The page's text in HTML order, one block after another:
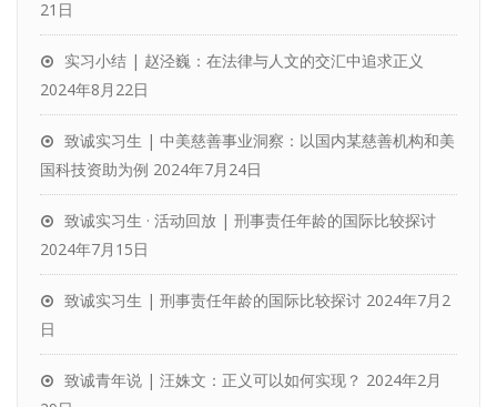
21日
实习小结 | 赵泾巍：在法律与人文的交汇中追求正义
2024年8月22日
致诚实习生 | 中美慈善事业洞察：以国内某慈善机构和美
国科技资助为例 2024年7月24日
致诚实习生 · 活动回放 | 刑事责任年龄的国际比较探讨
2024年7月15日
致诚实习生 | 刑事责任年龄的国际比较探讨 2024年7月2
日
致诚青年说 | 汪姝文：正义可以如何实现？ 2024年2月